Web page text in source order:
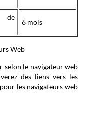
de
6 mois
Web
selon le navigateur web
des liens vers les
les navigateurs web